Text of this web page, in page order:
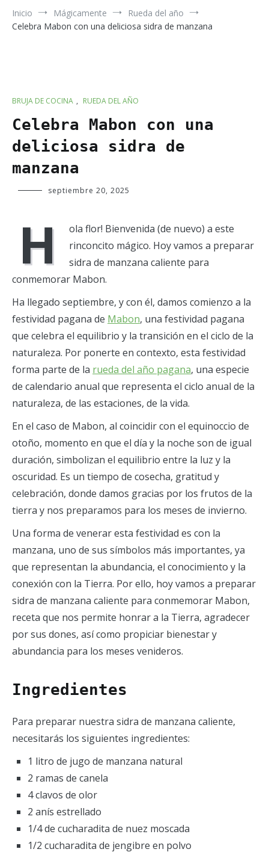
Inicio Mágicamente
Rueda del año
Celebra Mabon con una deliciosa sidra de manzana
BRUJA DE COCINA , RUEDA DEL AÑO
Celebra Mabon con una
deliciosa sidra de
manzana
Verde
septiembre 20, 2025
H
ola flor! Bienvenida (de nuevo) a este
rinconcito mágico. Hoy vamos a preparar
sidra de manzana caliente para
conmemorar Mabon.
Ha llegado septiembre, y con él, damos comienzo a la
festividad pagana de Mabon, una festividad pagana
que celebra el equilibrio y la transición en el ciclo de la
naturaleza. Por ponerte en contexto, esta festividad
forma parte de la rueda del año pagana, una especie
de calendario anual que representa el ciclo anual de la
naturaleza, de las estaciones, de la vida.
En el caso de Mabon, al coincidir con el equinoccio de
otoño, momento en que el día y la noche son de igual
duración, simbolizan el equilibrio entre la luz y la
oscuridad. Es un tiempo de cosecha, gratitud y
celebración, donde damos gracias por los frutos de la
tierra y nos preparamos para los meses de invierno.
Una forma de venerar esta festividad es con la
manzana, uno de sus símbolos más importantes, ya
que representan la abundancia, el conocimiento y la
conexión con la Tierra. Por ello, hoy vamos a preparar
sidra de manzana caliente para conmemorar Mabon,
receta que nos permite honrar a la Tierra, agradecer
por sus dones, así como propiciar bienestar y
abundancia para los meses venideros.
Ingredientes
Para preparar nuestra sidra de manzana caliente,
necesitarás los siguientes ingredientes:
1 litro de jugo de manzana natural
2 ramas de canela
4 clavos de olor
2 anís estrellado
1/4 de cucharadita de nuez moscada
1/2 cucharadita de jengibre en polvo